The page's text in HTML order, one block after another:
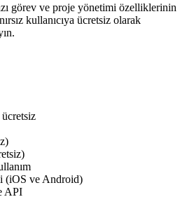
görev ve proje yönetimi özelliklerinin
kullanıcıya ücretsiz olarak
ücretsiz
(iOS ve Android)
API